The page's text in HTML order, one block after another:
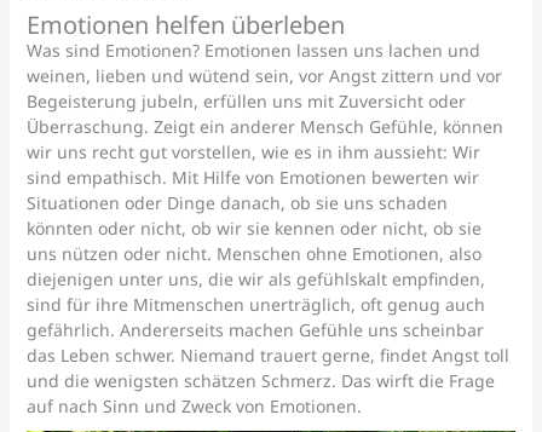
Emotionen helfen überleben
Was sind Emotionen? Emotionen lassen uns lachen und
weinen, lieben und wütend sein, vor Angst zittern und vor
Begeisterung jubeln, erfüllen uns mit Zuversicht oder
Überraschung. Zeigt ein anderer Mensch Gefühle, können
wir uns recht gut vorstellen, wie es in ihm aussieht: Wir
sind empathisch. Mit Hilfe von Emotionen bewerten wir
Situationen oder Dinge danach, ob sie uns schaden
könnten oder nicht, ob wir sie kennen oder nicht, ob sie
uns nützen oder nicht. Menschen ohne Emotionen, also
diejenigen unter uns, die wir als gefühlskalt empfinden,
sind für ihre Mitmenschen unerträglich, oft genug auch
gefährlich. Andererseits machen Gefühle uns scheinbar
das Leben schwer. Niemand trauert gerne, findet Angst toll
und die wenigsten schätzen Schmerz. Das wirft die Frage
auf nach Sinn und Zweck von Emotionen.